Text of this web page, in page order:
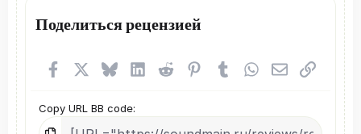
Поделиться рецензией
FacebookX (Twitter)
BlueskyLinkedInReddit Pinterest
TumblrWhatsAppСсылка
Copy URL BB code